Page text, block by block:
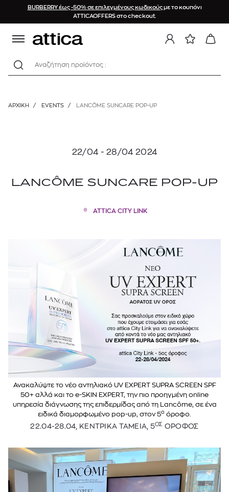
BURBERRY έως -50% σε επιλεγμένους κωδικούςμε το κουπόνι
ATTICAOFFERS στο checkout.
Αναζήτηση προϊόντος :
ΑΡΧΙΚΉ / EVENTS / LANCÔME SUNCARE POP-UP
22/04 - 28/04 2024
LANCÔME SUNCARE POP-UP
ATTICA CITY LINK
Ανακαλύψτε το νέο αντηλιακό UV EXPERT SUPRA SCREEN SPF
50+ αλλά και το e-SKIN EXPERT, την πιο προηγμένη online
υπηρεσία διάγνωσης της επιδερμίδας από τη Lancôme, σε ένα
ειδικά διαμορφωμένο pop-up, στον 5ο όροφο.
22.04-28.04, ΚΕΝΤΡΙΚΑ ΤΑΜΕΙΑ, 5ΟΣ ΟΡΟΦΟΣ